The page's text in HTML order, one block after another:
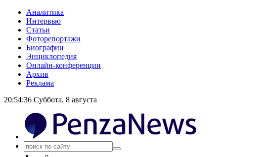
Аналитика
Интервью
Статьи
Фоторепортажи
Биографии
Энциклопедия
Онлайн-конференции
Архив
Реклама
20:54:37 Суббота, 8 августа